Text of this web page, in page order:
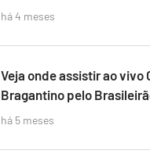
há 4 meses
Veja onde assistir ao vivo
Bragantino pelo
há 5 meses